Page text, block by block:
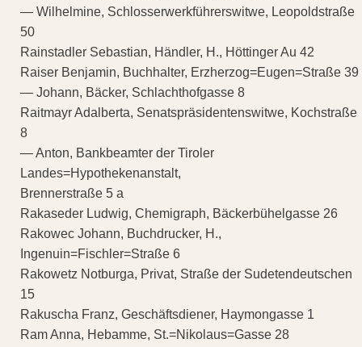
— Wilhelmine, Schlosserwerkführerswitwe, Leopoldstraße
50
Rainstadler Sebastian, Händler, H., Höttinger Au 42
Raiser Benjamin, Buchhalter, Erzherzog=Eugen=Straße 39
— Johann, Bäcker, Schlachthofgasse 8
Raitmayr Adalberta, Senatspräsidentenswitwe, Kochstraße
8
— Anton, Bankbeamter der Tiroler
Landes=Hypothekenanstalt,
Brennerstraße 5 a
Rakaseder Ludwig, Chemigraph, Bäckerbühelgasse 26
Rakowec Johann, Buchdrucker, H.,
Ingenuin=Fischler=Straße 6
Rakowetz Notburga, Privat, Straße der Sudetendeutschen
15
Rakuscha Franz, Geschäftsdiener, Haymongasse 1
Ram Anna, Hebamme, St.=Nikolaus=Gasse 28